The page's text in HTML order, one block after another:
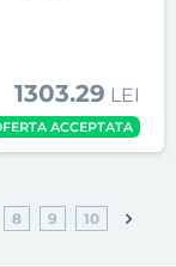
1303.29 LEI
ACCEPTATA
8 9 10